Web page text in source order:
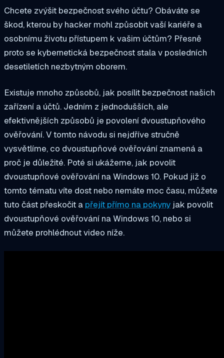
Chcete zvýšit bezpečnost svého účtu? Obáváte se
škod, kterou by hacker mohl způsobit vaší kariéře a
osobnímu životu přístupem k vašim účtům? Přesně
proto se kybernetická bezpečnost stala v posledních
desetiletích nezbytným oborem.
Existuje mnoho způsobů, jak posílit bezpečnost našich
zařízení a účtů. Jedním z jednodušších, ale
efektivnějších způsobů je povolení dvoustupňového
ověřování. V tomto návodu si nejdříve stručně
vysvětlíme, co dvoustupňové ověřování znamená a
proč je důležité. Poté si ukážeme, jak povolit
dvoustupňové ověřování na Windows 10. Pokud již o
tomto tématu víte dost nebo nemáte moc času, můžete
tuto část přeskočit a přejít přímo na pokyny jak povolit
dvoustupňové ověřování na Windows 10, nebo si
můžete prohlédnout video níže.